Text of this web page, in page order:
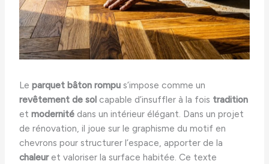
Leparquet bâton rompu s’impose comme un
revêtement de sol capable d’insuffler à la fois tradition
etmodernité dans un intérieur élégant. Dans un projet
de rénovation, il joue sur le graphisme du motif en
chevrons pour structurer l’espace, apporter de la
chaleuret valoriser la surface habitée. Ce texte